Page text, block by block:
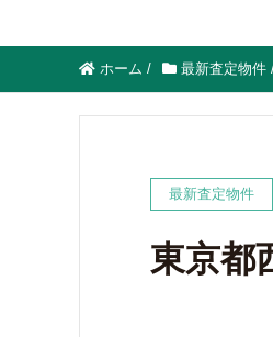
ホーム / 最新査定物件
最新査定物件
東京都